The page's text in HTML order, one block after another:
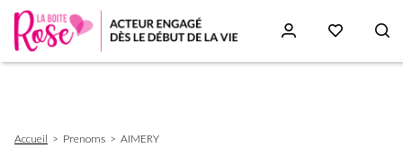
d'Ariane
Accueil Prenoms AIMERY